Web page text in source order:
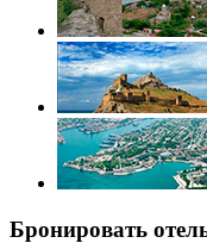
Бронировать